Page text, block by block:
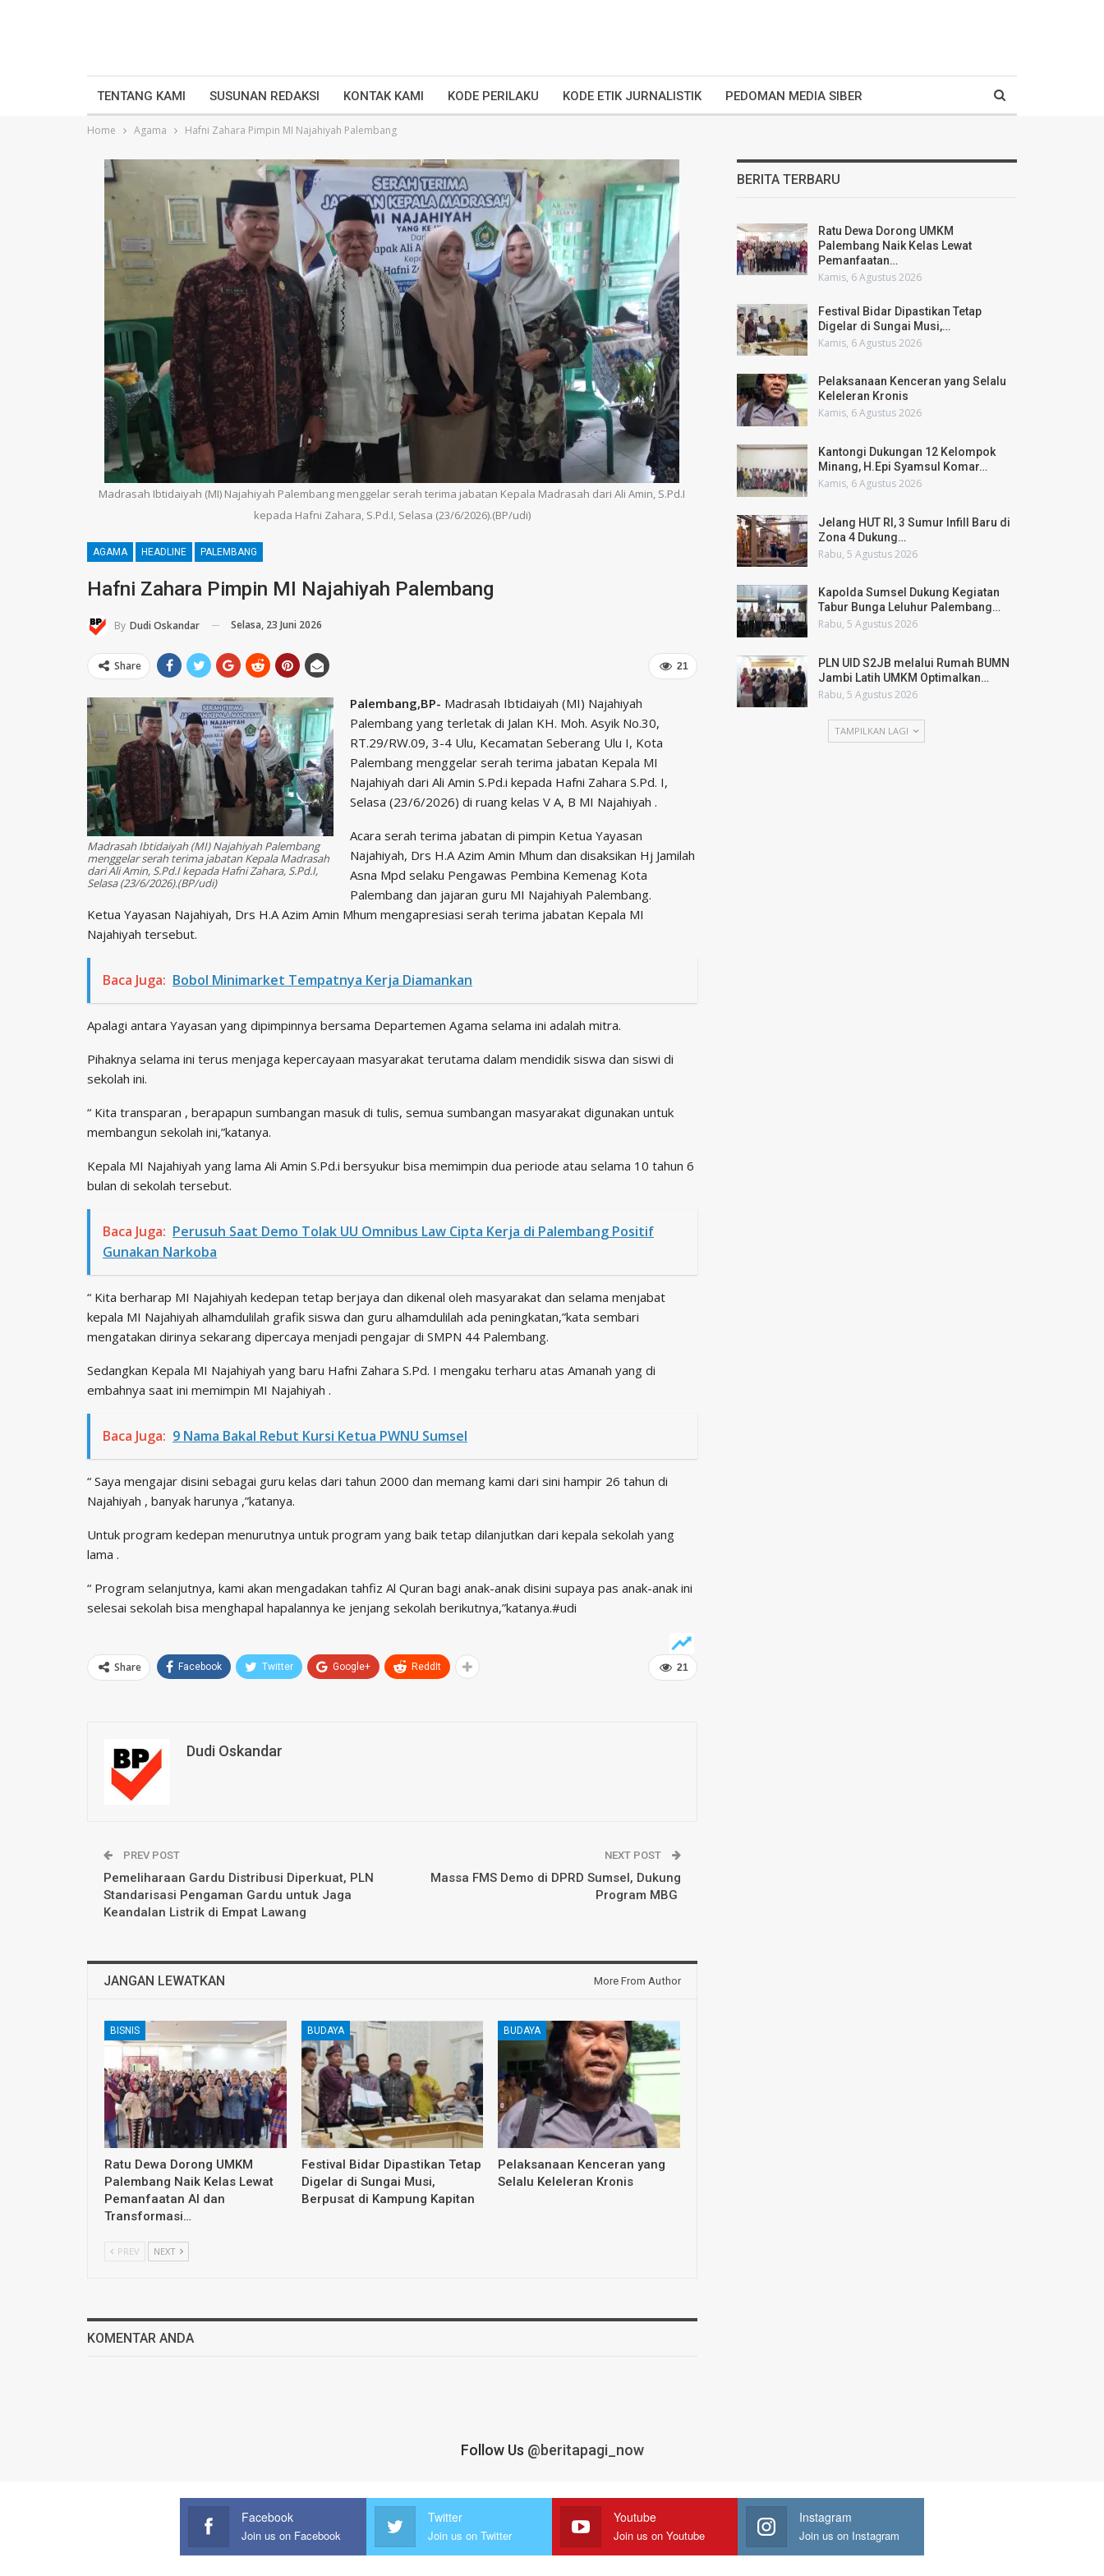
TENTANG KAMI SUSUNAN REDAKSI KONTAK KAMI KODE PERILAKU KODE ETIK JURNALISTIK PEDOMAN MEDIA SIBER
Home Agama Hafni Zahara Pimpin MI Najahiyah Palembang
Madrasah Ibtidaiyah (MI) Najahiyah Palembang menggelar serah terima jabatan Kepala Madrasah dari Ali Amin, S.Pd.I
kepada Hafni Zahara, S.Pd.I, Selasa (23/6/2026).(BP/udi)
AGAMA HEADLINE PALEMBANG
Hafni Zahara Pimpin MI Najahiyah Palembang
By Dudi Oskandar Selasa, 23 Juni 2026
21
Share
Madrasah Ibtidaiyah (MI) Najahiyah Palembang
menggelar serah terima jabatan Kepala Madrasah
dari Ali Amin, S.Pd.I kepada Hafni Zahara, S.Pd.I,
Selasa (23/6/2026).(BP/udi)
Palembang,BP- Madrasah Ibtidaiyah (MI) Najahiyah
Palembang yang terletak di Jalan KH. Moh. Asyik No.30,
RT.29/RW.09, 3-4 Ulu, Kecamatan Seberang Ulu I, Kota
Palembang menggelar serah terima jabatan Kepala MI
Najahiyah dari Ali Amin S.Pd.i kepada Hafni Zahara S.Pd. I,
Selasa (23/6/2026) di ruang kelas V A, B MI Najahiyah .
Acara serah terima jabatan di pimpin Ketua Yayasan
Najahiyah, Drs H.A Azim Amin Mhum dan disaksikan Hj Jamilah
Asna Mpd selaku Pengawas Pembina Kemenag Kota
Palembang dan jajaran guru MI Najahiyah Palembang.
Ketua Yayasan Najahiyah, Drs H.A Azim Amin Mhum mengapresiasi serah terima jabatan Kepala MI
Najahiyah tersebut.
Baca Juga: Bobol Minimarket Tempatnya Kerja Diamankan
Apalagi antara Yayasan yang dipimpinnya bersama Departemen Agama selama ini adalah mitra.
Pihaknya selama ini terus menjaga kepercayaan masyarakat terutama dalam mendidik siswa dan siswi di
sekolah ini.
“ Kita transparan , berapapun sumbangan masuk di tulis, semua sumbangan masyarakat digunakan untuk
membangun sekolah ini,”katanya.
Kepala MI Najahiyah yang lama Ali Amin S.Pd.i bersyukur bisa memimpin dua periode atau selama 10 tahun 6
bulan di sekolah tersebut.
Baca Juga: Perusuh Saat Demo Tolak UU Omnibus Law Cipta Kerja di Palembang Positif
Gunakan Narkoba
“ Kita berharap MI Najahiyah kedepan tetap berjaya dan dikenal oleh masyarakat dan selama menjabat
kepala MI Najahiyah alhamdulilah grafik siswa dan guru alhamdulilah ada peningkatan,”kata sembari
mengatakan dirinya sekarang dipercaya menjadi pengajar di SMPN 44 Palembang.
Sedangkan Kepala MI Najahiyah yang baru Hafni Zahara S.Pd. I mengaku terharu atas Amanah yang di
embahnya saat ini memimpin MI Najahiyah .
Baca Juga: 9 Nama Bakal Rebut Kursi Ketua PWNU Sumsel
“ Saya mengajar disini sebagai guru kelas dari tahun 2000 dan memang kami dari sini hampir 26 tahun di
Najahiyah , banyak harunya ,”katanya.
Untuk program kedepan menurutnya untuk program yang baik tetap dilanjutkan dari kepala sekolah yang
lama .
“ Program selanjutnya, kami akan mengadakan tahfiz Al Quran bagi anak-anak disini supaya pas anak-anak ini
selesai sekolah bisa menghapal hapalannya ke jenjang sekolah berikutnya,”katanya.#udi
21
Share Facebook Twitter Google+ ReddIt
Dudi Oskandar
PREV POST
Pemeliharaan Gardu Distribusi Diperkuat, PLN
Standarisasi Pengaman Gardu untuk Jaga
Keandalan Listrik di Empat Lawang
NEXT POST
Massa FMS Demo di DPRD Sumsel, Dukung
Program MBG
JANGAN LEWATKAN More From Author
BISNIS
Ratu Dewa Dorong UMKM
Palembang Naik Kelas Lewat
Pemanfaatan AI dan
Transformasi…
BUDAYA
Festival Bidar Dipastikan Tetap
Digelar di Sungai Musi,
Berpusat di Kampung Kapitan
BUDAYA
Pelaksanaan Kenceran yang
Selalu Keleleran Kronis
PREV NEXT
KOMENTAR ANDA
BERITA TERBARU
Ratu Dewa Dorong UMKM
Palembang Naik Kelas Lewat
Pemanfaatan…
Kamis, 6 Agustus 2026
Festival Bidar Dipastikan Tetap
Digelar di Sungai Musi,…
Kamis, 6 Agustus 2026
Pelaksanaan Kenceran yang Selalu
Keleleran Kronis
Kamis, 6 Agustus 2026
Kantongi Dukungan 12 Kelompok
Minang, H.Epi Syamsul Komar…
Kamis, 6 Agustus 2026
Jelang HUT RI, 3 Sumur Infill Baru di
Zona 4 Dukung…
Rabu, 5 Agustus 2026
Kapolda Sumsel Dukung Kegiatan
Tabur Bunga Leluhur Palembang…
Rabu, 5 Agustus 2026
PLN UID S2JB melalui Rumah BUMN
Jambi Latih UMKM Optimalkan…
Rabu, 5 Agustus 2026
TAMPILKAN LAGI
Follow Us @beritapagi_now
Facebook
Join us on Facebook
Twitter
Join us on Twitter
Youtube
Join us on Youtube
Instagram
Join us on Instagram